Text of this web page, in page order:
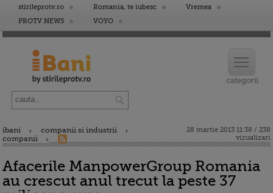
stirileprotv.ro Romania, te iubesc
Vremea
PROTV NEWS
VOYO
ibani
companii si industrii
companii
28 martie 2013 11:38 / 238
vizualizari
Afacerile ManpowerGroup Romania
au crescut anul trecut la peste 37